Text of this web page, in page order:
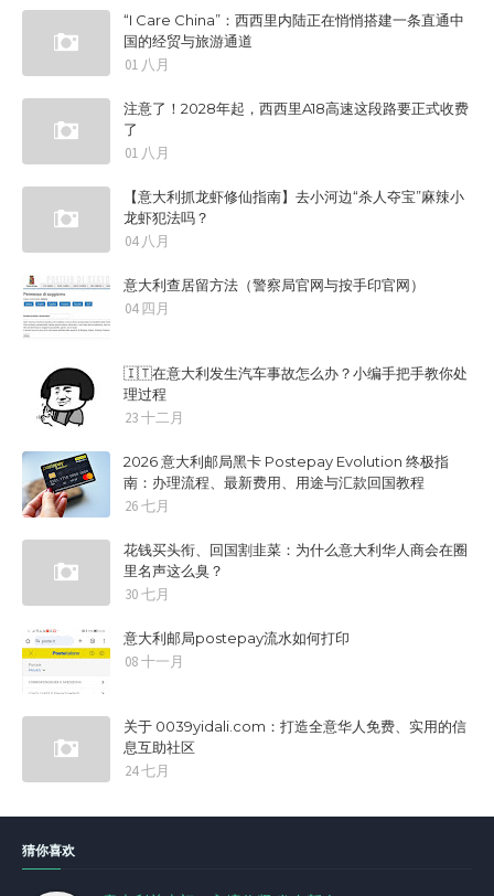
“I Care China”：西西里内陆正在悄悄搭建一条直通中
国的经贸与旅游通道
01 八月
注意了！2028年起，西西里A18高速这段路要正式收费
了
01 八月
【意大利抓龙虾修仙指南】去小河边“杀人夺宝”麻辣小
龙虾犯法吗？
04 八月
意大利查居留方法（警察局官网与按手印官网）
04 四月
🇮🇹在意大利发生汽车事故怎么办？小编手把手教你处
理过程
23 十二月
2026 意大利邮局黑卡 Postepay Evolution 终极指
南：办理流程、最新费用、用途与汇款回国教程
26 七月
花钱买头衔、回国割韭菜：为什么意大利华人商会在圈
里名声这么臭？
30 七月
意大利邮局postepay流水如何打印
08 十一月
关于 0039yidali.com：打造全意华人免费、实用的信
息互助社区
24 七月
猜你喜欢